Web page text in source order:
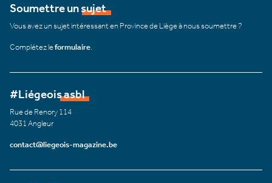
Soumettre un sujet
Vous avez un sujet intéressant en Province de Liège à nous soumettre ?
Complétez leformulaire
#Liégeois asbl
Rue de Renory 114
4031 Angleur
contact@liegeois-magazine.be